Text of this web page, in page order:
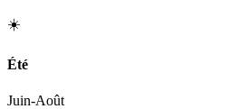
☀️
Été
Juin-Août